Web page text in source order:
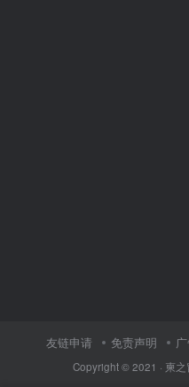
友链申请 免责声明
Copyright © 2021 · 柬之